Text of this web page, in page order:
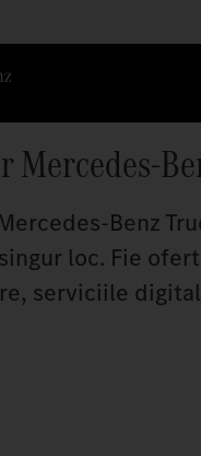
loc. Fie
serviciile